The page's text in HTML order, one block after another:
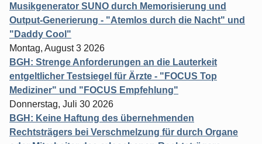
Musikgenerator SUNO durch Memorisierung und
Output-Generierung - "Atemlos durch die Nacht" und
"Daddy Cool"
Montag, August 3 2026
BGH: Strenge Anforderungen an die Lauterkeit
entgeltlicher Testsiegel für Ärzte - "FOCUS Top
Mediziner" und "FOCUS Empfehlung"
Donnerstag, Juli 30 2026
BGH: Keine Haftung des übernehmenden
Rechtsträgers bei Verschmelzung für durch Organe